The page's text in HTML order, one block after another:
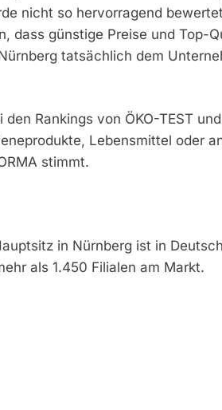
nicht so hervorragend
dass günstige Preise und Top-
tatsächlich dem
Rankings von ÖKO-TEST
Lebensmittel oder
stimmt.
in Nürnberg ist in
als 1.450 Filialen am Markt.